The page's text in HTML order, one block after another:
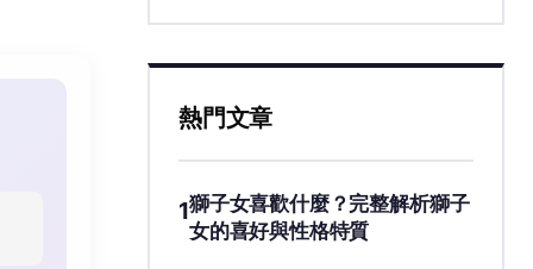
熱門文章
1獅子女喜歡什麼？完整解析獅子
女的喜好與性格特質